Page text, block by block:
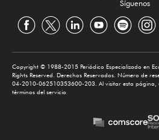
Síguenos
Copyright © 1988-2015 Periódico Especializado en
Rights Reserved. Derechos Reservados. Número de
04-2010-062510353600-203. Al visitar esta página,
términos del servicio